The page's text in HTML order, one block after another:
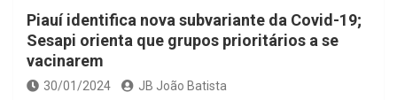
Piauí identifica nova subvariante da Covid-19;
Sesapi orienta que grupos prioritários a se
vacinarem
30/01/2024 JB João Batista